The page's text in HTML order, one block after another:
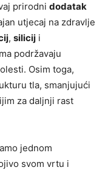
prirodni dodatak
utjecaj na zdravlje
, silicij i
podržavaju
Osim toga,
tla, smanjujući
za daljnji rast
jednom
svom vrtu i